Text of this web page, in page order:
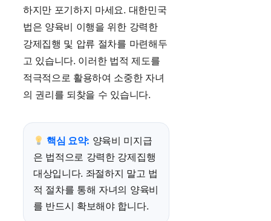
하지만 포기하지 마세요. 대한민국
법은 양육비 이행을 위한 강력한
강제집행 및 압류 절차를 마련해두
고 있습니다. 이러한 법적 제도를
적극적으로 활용하여 소중한 자녀
의 권리를 되찾을 수 있습니다.
핵심 요약: 양육비 미지급
은 법적으로 강력한 강제집행
대상입니다. 좌절하지 말고 법
적 절차를 통해 자녀의 양육비
를 반드시 확보해야 합니다.